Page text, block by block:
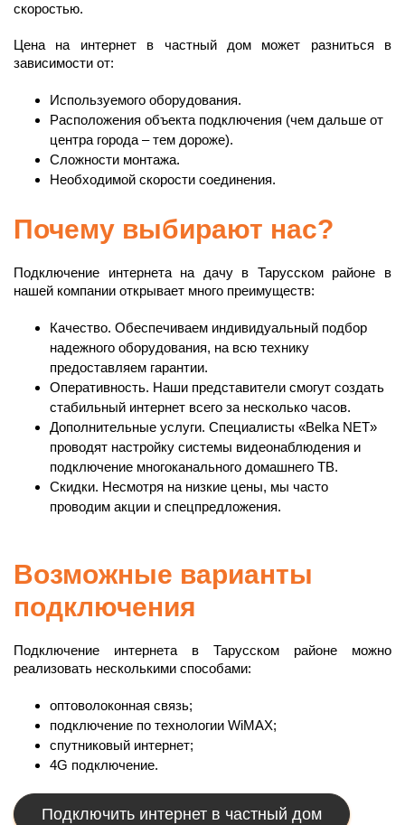
скоростью.
Цена на интернет в частный дом может разниться в
зависимости от:
Используемого оборудования.
Расположения объекта подключения (чем дальше от
центра города – тем дороже).
Сложности монтажа.
Необходимой скорости соединения.
Почему выбирают нас?
Подключение интернета на дачу в Тарусском районе в
нашей компании открывает много преимуществ:
Качество. Обеспечиваем индивидуальный подбор
надежного оборудования, на всю технику
предоставляем гарантии.
Оперативность. Наши представители смогут создать
стабильный интернет всего за несколько часов.
Дополнительные услуги. Специалисты «Belka NET»
проводят настройку системы видеонаблюдения и
подключение многоканального домашнего ТВ.
Скидки. Несмотря на низкие цены, мы часто
проводим акции и спецпредложения.
Возможные варианты
подключения
Подключение интернета в Тарусском районе можно
реализовать несколькими способами:
оптоволоконная связь;
подключение по технологии WiMAX;
спутниковый интернет;
4G подключение.
Подключить интернет в частный дом